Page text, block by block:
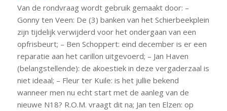
Van de rondvraag wordt gebruik gemaakt door: –
Gonny ten Veen: De (3) banken van het Schierbeekplein
zijn tijdelijk verwijderd voor het ondergaan van een
opfrisbeurt; – Ben Schoppert: eind december is er een
reparatie aan het carillon uitgevoerd; – Jan Haven
(belangstellende): de akoestiek in deze vergaderzaal is
niet ideaal; – Fleur ter Kuile: is het jullie bekend
wanneer men nu echt start met de aanleg van de
nieuwe N18? R.O.M. vraagt dit na; Jan ten Elzen: op